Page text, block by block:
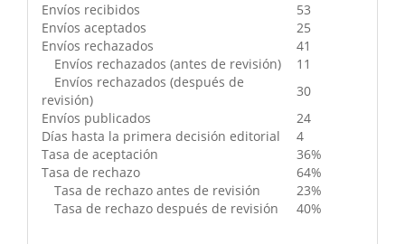
Envíos recibidos
53
Envíos aceptados
25
Envíos rechazados
41
Envíos rechazados (antes de revisión)
11
Envíos rechazados (después de
revisión)
30
Envíos publicados
24
Días hasta la primera decisión editorial
4
Tasa de aceptación
36%
Tasa de rechazo
64%
Tasa de rechazo antes de revisión
23%
Tasa de rechazo después de revisión
40%